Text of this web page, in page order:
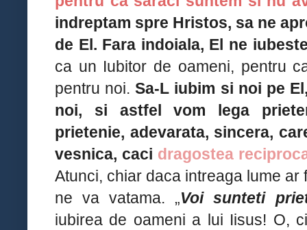
indreptam spre Hristos, sa ne
de El. Fara indoiala, El ne
ca un Iubitor de oameni, pentru
pentru noi.Sa-L iubim si noi pe
noi, si astfel vom lega
prietenie, adevarata, sincera,
vesnica, caci dragostea
Atunci, chiar daca intreaga lume
ne va vatama. „Voi sunteti
iubirea de oameni a lui Iisus! O,